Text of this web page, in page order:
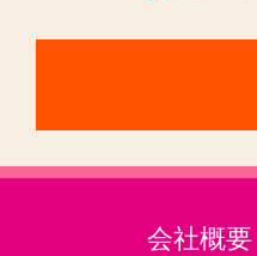
会社概要